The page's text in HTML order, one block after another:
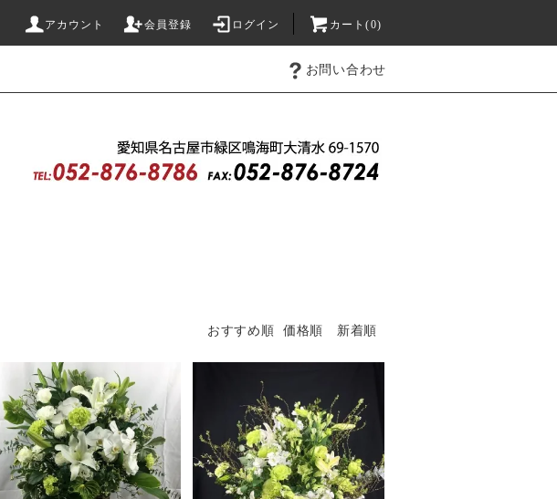
アカウント 会員登録 ログイン カート(0)
お問い合わせ
おすすめ順 価格順 新着順